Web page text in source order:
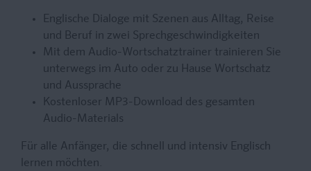
Englische Dialoge mit Szenen aus Alltag, Reise
und Beruf in zwei Sprechgeschwindigkeiten
Mit dem Audio-Wortschatztrainer trainieren Sie
unterwegs im Auto oder zu Hause Wortschatz
und Aussprache
Kostenloser MP3-Download des gesamten
Audio-Materials
Für alle Anfänger, die schnell und intensiv Englisch
lernen möchten.